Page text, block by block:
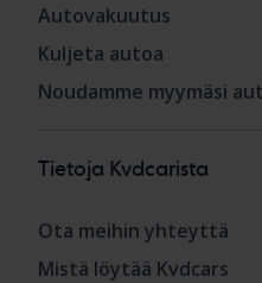
Autovakuutus
Kuljeta autoa
Noudamme myymäsi
Tietoja Kvdcarista
Ota meihin yhteyttä
Mistä löytää Kvdcars